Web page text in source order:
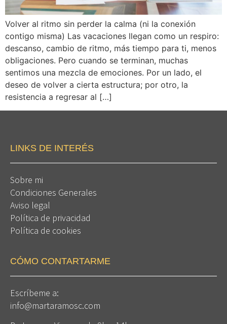
Volver al ritmo sin perder la calma (ni la conexión
contigo misma) Las vacaciones llegan como un respiro:
descanso, cambio de ritmo, más tiempo para ti, menos
obligaciones. Pero cuando se terminan, muchas
sentimos una mezcla de emociones. Por un lado, el
deseo de volver a cierta estructura; por otro, la
resistencia a regresar al […]
LINKS DE INTERÉS
Sobre mi
Condiciones Generales
Aviso legal
Política de privacidad
Política de cookies
CÓMO CONTARTARME
Escríbeme a:
info@martaramosc.com